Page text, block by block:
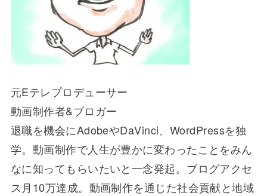
元Eテレプロデューサー
動画制作者&ブロガー
退職を機会にAdobeやDaVinci、WordPressを独
学。動画制作で人生が豊かに変わったことをみん
なに知ってもらいたいと一念発起。ブログアクセ
ス月10万達成。動画制作を通じた社会貢献と地域